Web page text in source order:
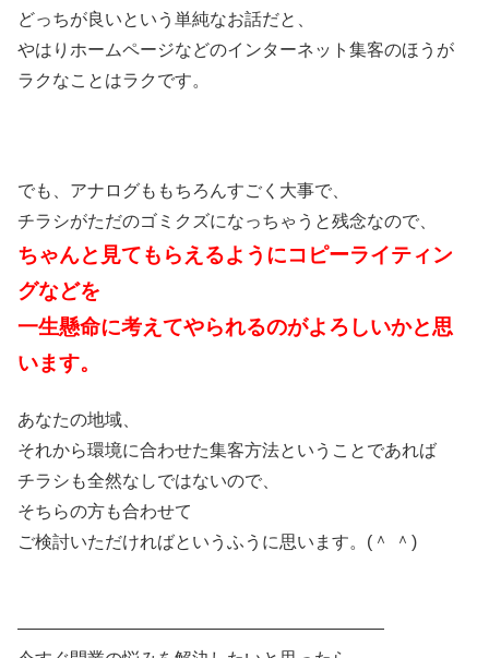
どっちが良いという単純なお話だと、
やはりホームページなどのインターネット集客のほうが
ラクなことはラクです。
でも、アナログももちろんすごく大事で、
チラシがただのゴミクズになっちゃうと残念なので、
ちゃんと見てもらえるようにコピーライティン
グなどを
一生懸命に考えてやられるのがよろしいかと思
います。
あなたの地域、
それから環境に合わせた集客方法ということであれば
チラシも全然なしではないので、
そちらの方も合わせて
ご検討いただければというふうに思います。(＾ ＾)
—————————————————————